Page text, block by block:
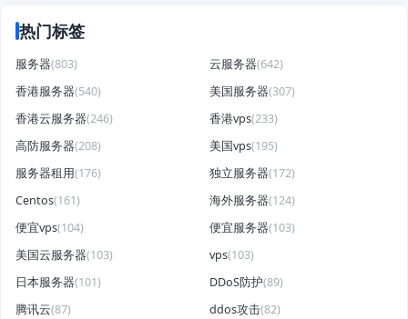
热门标签
服务器(803) 云服务器(642)
香港服务器(540) 美国服务器(307)
香港云服务器(246) 香港vps(233)
高防服务器(208) 美国vps(195)
服务器租用(176) 独立服务器(172)
Centos(161) 海外服务器(124)
便宜vps(104) 便宜服务器(103)
美国云服务器(103) vps(103)
日本服务器(101) DDoS防护(89)
腾讯云(87) ddos攻击(82)